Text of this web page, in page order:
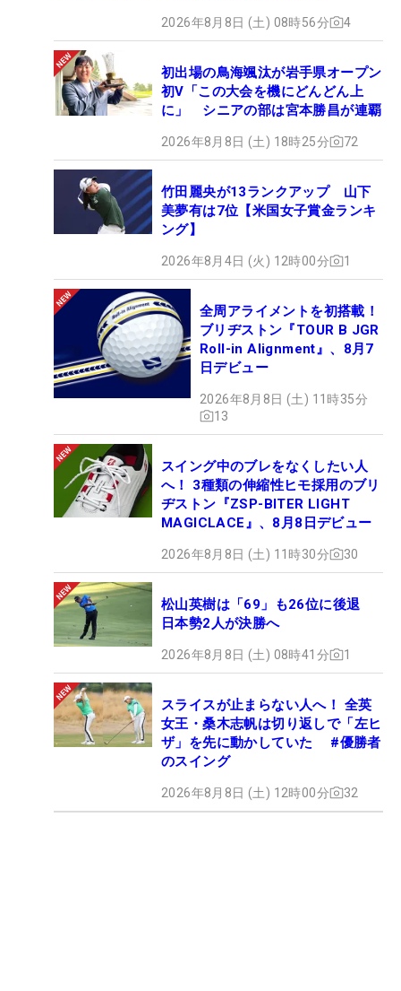
2026年8月8日 (土) 08時56分 4
初出場の鳥海颯汰が岩手県オープン
初V「この大会を機にどんどん上
に」 シニアの部は宮本勝昌が連覇
2026年8月8日 (土) 18時25分 72
竹田麗央が13ランクアップ 山下
美夢有は7位【米国女子賞金ランキ
ング】
2026年8月4日 (火) 12時00分 1
全周アライメントを初搭載！
ブリヂストン『TOUR B JGR
Roll-in Alignment』、8月7
日デビュー
2026年8月8日 (土) 11時35分
13
スイング中のブレをなくしたい人
へ！ 3種類の伸縮性ヒモ採用のブリ
ヂストン『ZSP-BITER LIGHT
MAGICLACE』、8月8日デビュー
2026年8月8日 (土) 11時30分 30
松山英樹は「69」も26位に後退
日本勢2人が決勝へ
2026年8月8日 (土) 08時41分 1
スライスが止まらない人へ！ 全英
女王・桑木志帆は切り返しで「左ヒ
ザ」を先に動かしていた #優勝者
のスイング
2026年8月8日 (土) 12時00分 32